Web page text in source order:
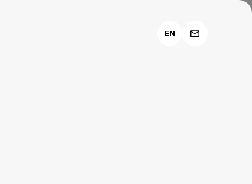
EN